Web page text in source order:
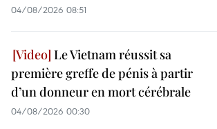
04/08/2026 08:51
Le Vietnam réussit sa
première greffe de pénis à partir
d’un donneur en mort cérébrale
04/08/2026 00:30